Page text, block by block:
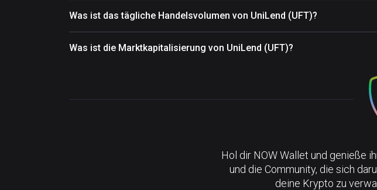
Was ist das tägliche Handelsvolumen von UniLend (UFT)?
Was ist die Marktkapitalisierung von UniLend (UFT)?
Hol dir NOW Wallet und genieße
und die Community, die sich
deine Krypto zu